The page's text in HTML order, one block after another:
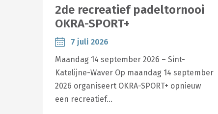
2de recreatief padeltornooi
OKRA-SPORT+
7 juli 2026
Maandag 14 september 2026 – Sint-
Katelijne-Waver Op maandag 14 september
2026 organiseert OKRA-SPORT+ opnieuw
een recreatief…